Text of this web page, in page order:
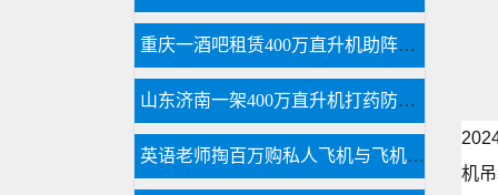
机
重庆一酒吧租赁400万直升机助阵现场豪车云集
山东济南一架400万直升机打药防治春尺蠖
英语老师掏百万购私人飞机与飞机之家开展直升机租赁业务